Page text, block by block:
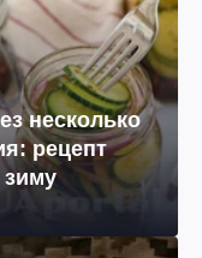
несколько
рецепт